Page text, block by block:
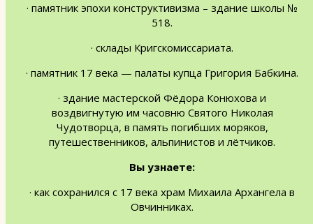
· памятник эпохи конструктивизма – здание школы №
518.
· склады Кригскомиссариата.
· памятник 17 века — палаты купца Григория Бабкина.
· здание мастерской Фёдора Конюхова и
воздвигнутую им часовню Святого Николая
Чудотворца, в память погибших моряков,
путешественников, альпинистов и лётчиков.
Вы узнаете:
· как сохранился с 17 века храм Михаила Архангела в
Овчинниках.